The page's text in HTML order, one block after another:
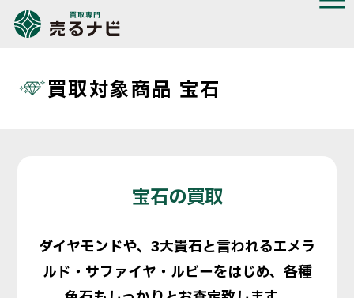
買取対象商品 宝石
宝石の買取
ダイヤモンドや、3大貴石と言われるエメラ
ルド・サファイヤ・ルビーをはじめ、各種